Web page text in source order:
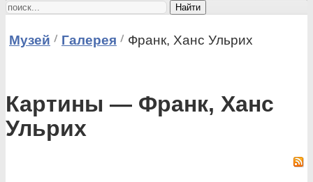
Найти
Музей Галерея Франк, Ханс Ульрих
Картины — Франк, Ханс
Ульрих